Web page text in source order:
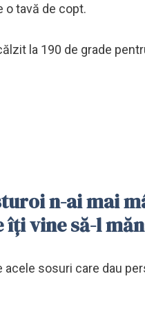
o tavă de copt.
la 190 de grade
n-ai mai
vine să-l
sosuri care dau